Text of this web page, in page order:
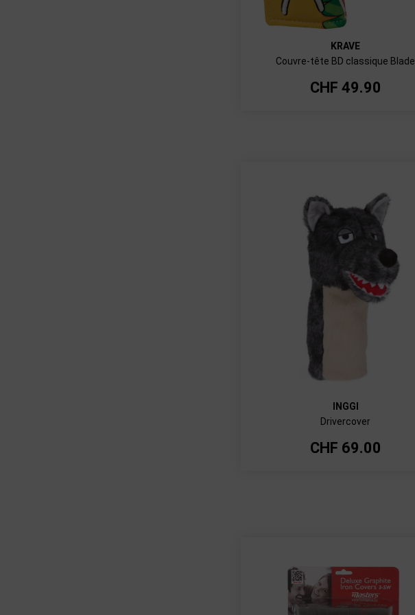
KRAVE
Couvre-tête BD classique Blade
CHF 49.90
INGGI
Drivercover
CHF 69.00